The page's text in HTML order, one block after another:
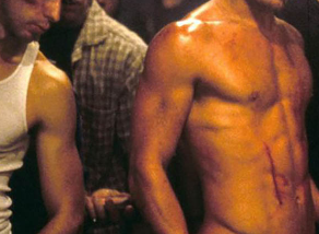
benefit
menarik